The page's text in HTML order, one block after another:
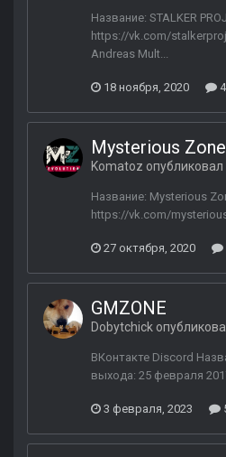
Название: STALKER
https://vk.com/
Andreas Mult...
18 ноября, 2020
Mysterious
Komatoz опубликовал
Название: Mysterious
https://vk.com/
27 октября, 2020
GMZONE
Dobytchick
ВКонтакте Discord
выхода: 25 февраля
3 февраля, 2023